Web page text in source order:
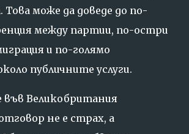
Това може да доведе до по-
между партии, по-остри
и по-голямо
публичните услуги.
във Великобритания
не е страх, а